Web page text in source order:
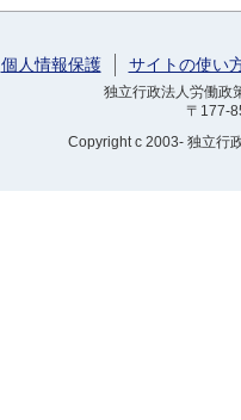
個人情報保護 サイトの使い
独立行政法人労働
〒177-
Copyrightc 2003- 独立行